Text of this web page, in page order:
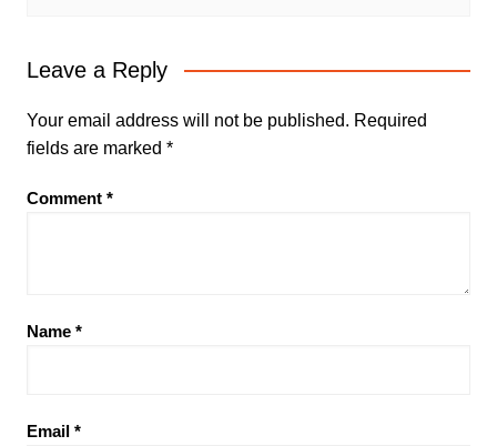
Leave a Reply
Your email address will not be published. Required
fields are marked *
Comment *
Name *
Email *